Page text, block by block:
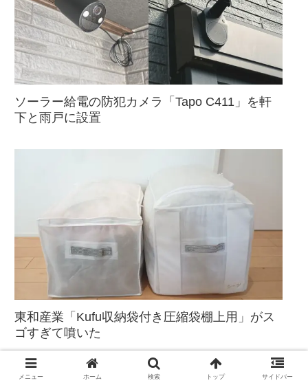
ソーラー給電の防犯カメラ「Tapo C411」を軒
下と雨戸に設置
東和産業「Kufu収納袋付き圧縮袋棚上用」がス
ゴすぎて噴いた
メニュー ホーム 検索 トップ サイドバー